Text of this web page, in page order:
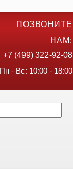
ПОЗВОНИТЕ
НАМ:
+7 (499) 322-92-08
Пн - Вс: 10:00 - 18:00